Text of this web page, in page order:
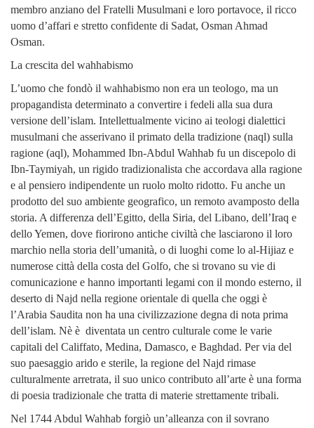
membro anziano del Fratelli Musulmani e loro portavoce, il ricco
uomo d’affari e stretto confidente di Sadat, Osman Ahmad
Osman.
La crescita del wahhabismo
L’uomo che fondò il wahhabismo non era un teologo, ma un
propagandista determinato a convertire i fedeli alla sua dura
versione dell’islam. Intellettualmente vicino ai teologi dialettici
musulmani che asserivano il primato della tradizione (naql) sulla
ragione (aql), Mohammed Ibn-Abdul Wahhab fu un discepolo di
Ibn-Taymiyah, un rigido tradizionalista che accordava alla ragione
e al pensiero indipendente un ruolo molto ridotto. Fu anche un
prodotto del suo ambiente geografico, un remoto avamposto della
storia. A differenza dell’Egitto, della Siria, del Libano, dell’Iraq e
dello Yemen, dove fiorirono antiche civiltà che lasciarono il loro
marchio nella storia dell’umanità, o di luoghi come lo al-Hijiaz e
numerose città della costa del Golfo, che si trovano su vie di
comunicazione e hanno importanti legami con il mondo esterno, il
deserto di Najd nella regione orientale di quella che oggi è
l’Arabia Saudita non ha una civilizzazione degna di nota prima
dell’islam. Nè è diventata un centro culturale come le varie
capitali del Califfato, Medina, Damasco, e Baghdad. Per via del
suo paesaggio arido e sterile, la regione del Najd rimase
culturalmente arretrata, il suo unico contributo all’arte è una forma
di poesia tradizionale che tratta di materie strettamente tribali.
Nel 1744 Abdul Wahhab forgiò un’alleanza con il sovrano